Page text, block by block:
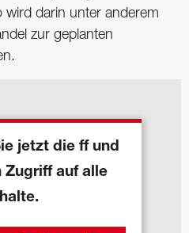
wird darin unter anderem
zur geplanten
jetzt die ff und
Zugriff auf alle